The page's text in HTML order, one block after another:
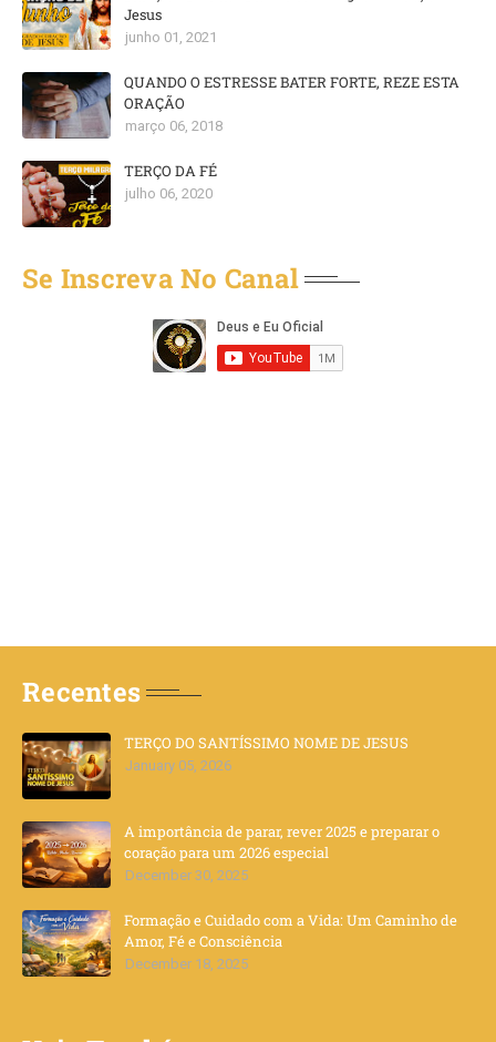
Jesus
junho 01, 2021
QUANDO O ESTRESSE BATER FORTE, REZE ESTA
ORAÇÃO
março 06, 2018
TERÇO DA FÉ
julho 06, 2020
Se Inscreva No Canal
Recentes
TERÇO DO SANTÍSSIMO NOME DE JESUS
January 05, 2026
A importância de parar, rever 2025 e preparar o
coração para um 2026 especial
December 30, 2025
Formação e Cuidado com a Vida: Um Caminho de
Amor, Fé e Consciência
December 18, 2025